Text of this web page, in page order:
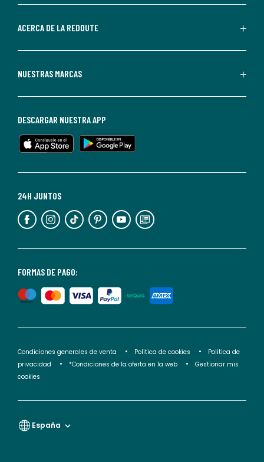
parte
Redoute.
de
en
cualquier
Para
información,
puedes
nuestra
de
privacidad</2>.
ACERCA DE LA REDOUTE
NUESTRAS MARCAS
FORMAS DE PAGO:
24H JUNTOS
DESCARGAR NUESTRA APP
Condiciones generales de venta Politica de cookies
Politica de
privacidad
*Condiciones de la oferta en la web
Gestionar mis
cookies
España